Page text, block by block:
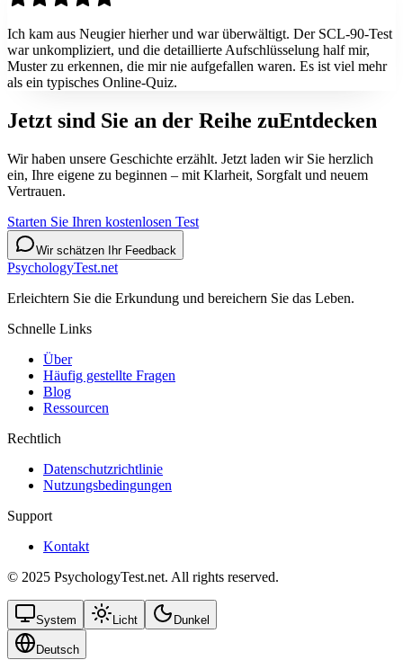
Ich kam aus Neugier hierher und war überwältigt. Der SCL-90-Test
war unkompliziert, und die detaillierte Aufschlüsselung half mir,
Muster zu erkennen, die mir nie aufgefallen waren. Es ist viel mehr
als ein typisches Online-Quiz.
Jetzt sind Sie an der Reihe zuEntdecken
Wir haben unsere Geschichte erzählt. Jetzt laden wir Sie herzlich
ein, Ihre eigene zu beginnen – mit Klarheit, Sorgfalt und neuem
Vertrauen.
Starten Sie Ihren kostenlosen Test
Wir schätzen Ihr Feedback
PsychologyTest.net
Erleichtern Sie die Erkundung und bereichern Sie das Leben.
Schnelle Links
Über
Häufig gestellte Fragen
Blog
Ressourcen
Rechtlich
Datenschutzrichtlinie
Nutzungsbedingungen
Support
Kontakt
© 2025 PsychologyTest.net. All rights reserved.
System Licht Dunkel
Deutsch